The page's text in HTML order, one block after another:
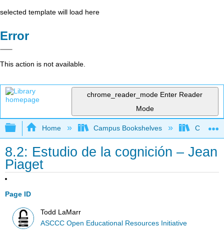
selected template will load here
Error
This action is not available.
chrome_reader_mode Enter Reader
Mode
Expand/collapse global hierarchy
Home Campus Bookshelves Cerro
8.2: Estudio de la cognición – Jean
Piaget
Page ID
Todd LaMarr
ASCCC Open Educational Resources Initiative